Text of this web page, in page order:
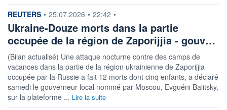
information fournie par
REUTERS • 25.07.2026 • 22:42 •
Ukraine-Douze morts dans la partie
occupée de la région de Zaporijjia - gouv…
(Bilan actualisé) Une attaque nocturne contre des camps de
vacances dans la partie de la région ukrainienne de Zaporijjia
occupée par la Russie a fait 12 morts dont cinq enfants, a déclaré
samedi le gouverneur local nommé par Moscou, Evguéni Balitsky,
sur la plateforme ... Lire la suite